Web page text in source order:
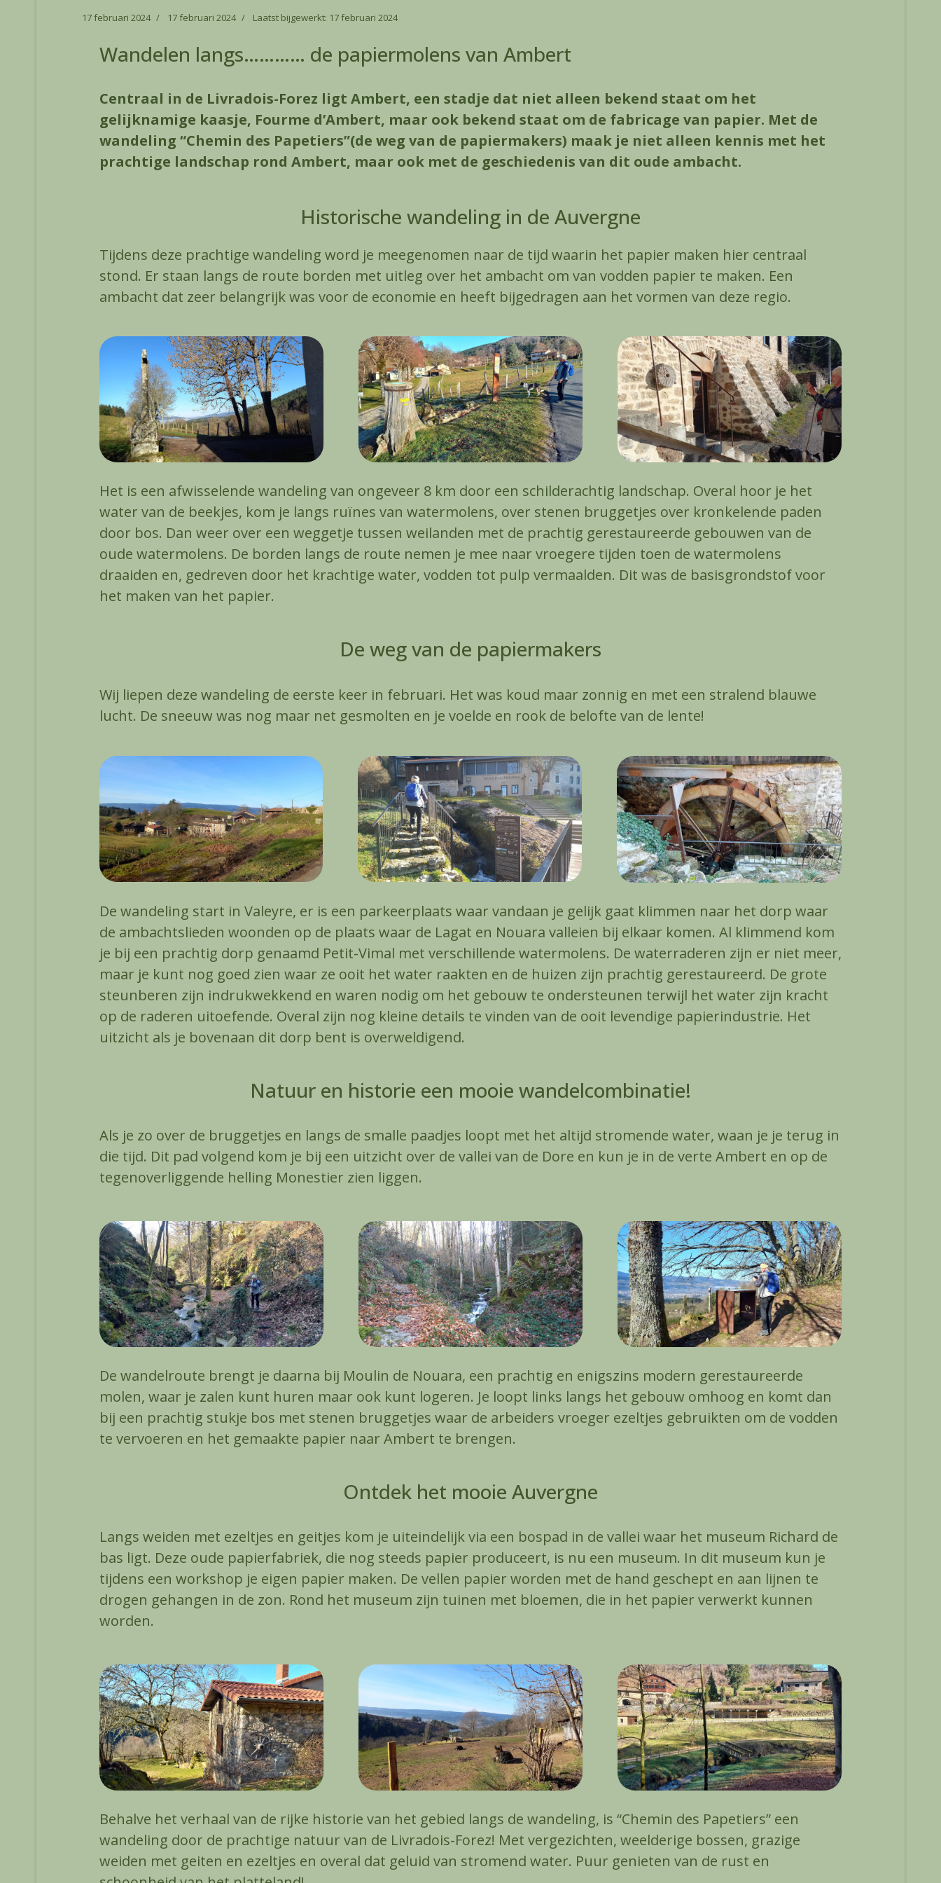
17 februari 2024 17 februari 2024 Laatst bijgewerkt: 17 februari 2024
Wandelen langs………… de papiermolens van Ambert
Centraal in de Livradois-Forez ligt Ambert, een stadje dat niet alleen bekend staat om het
gelijknamige kaasje, Fourme d’Ambert, maar ook bekend staat om de fabricage van papier. Met de
wandeling “Chemin des Papetiers”(de weg van de papiermakers) maak je niet alleen kennis met het
prachtige landschap rond Ambert, maar ook met de geschiedenis van dit oude ambacht.
Historische wandeling in de Auvergne
Tijdens deze prachtige wandeling word je meegenomen naar de tijd waarin het papier maken hier centraal
stond. Er staan langs de route borden met uitleg over het ambacht om van vodden papier te maken. Een
ambacht dat zeer belangrijk was voor de economie en heeft bijgedragen aan het vormen van deze regio.
Het is een afwisselende wandeling van ongeveer 8 km door een schilderachtig landschap. Overal hoor je het
water van de beekjes, kom je langs ruïnes van watermolens, over stenen bruggetjes over kronkelende paden
door bos. Dan weer over een weggetje tussen weilanden met de prachtig gerestaureerde gebouwen van de
oude watermolens. De borden langs de route nemen je mee naar vroegere tijden toen de watermolens
draaiden en, gedreven door het krachtige water, vodden tot pulp vermaalden. Dit was de basisgrondstof voor
het maken van het papier.
De weg van de papiermakers
Wij liepen deze wandeling de eerste keer in februari. Het was koud maar zonnig en met een stralend blauwe
lucht. De sneeuw was nog maar net gesmolten en je voelde en rook de belofte van de lente!
De wandeling start in Valeyre, er is een parkeerplaats waar vandaan je gelijk gaat klimmen naar het dorp waar
de ambachtslieden woonden op de plaats waar de Lagat en Nouara valleien bij elkaar komen. Al klimmend kom
je bij een prachtig dorp genaamd Petit-Vimal met verschillende watermolens. De waterraderen zijn er niet meer,
maar je kunt nog goed zien waar ze ooit het water raakten en de huizen zijn prachtig gerestaureerd. De grote
steunberen zijn indrukwekkend en waren nodig om het gebouw te ondersteunen terwijl het water zijn kracht
op de raderen uitoefende. Overal zijn nog kleine details te vinden van de ooit levendige papierindustrie. Het
uitzicht als je bovenaan dit dorp bent is overweldigend.
Natuur en historie een mooie wandelcombinatie!
Als je zo over de bruggetjes en langs de smalle paadjes loopt met het altijd stromende water, waan je je terug in
die tijd. Dit pad volgend kom je bij een uitzicht over de vallei van de Dore en kun je in de verte Ambert en op de
tegenoverliggende helling Monestier zien liggen.
De wandelroute brengt je daarna bij Moulin de Nouara, een prachtig en enigszins modern gerestaureerde
molen, waar je zalen kunt huren maar ook kunt logeren. Je loopt links langs het gebouw omhoog en komt dan
bij een prachtig stukje bos met stenen bruggetjes waar de arbeiders vroeger ezeltjes gebruikten om de vodden
te vervoeren en het gemaakte papier naar Ambert te brengen.
Ontdek het mooie Auvergne
Langs weiden met ezeltjes en geitjes kom je uiteindelijk via een bospad in de vallei waar het museum Richard de
bas ligt. Deze oude papierfabriek, die nog steeds papier produceert, is nu een museum. In dit museum kun je
tijdens een workshop je eigen papier maken. De vellen papier worden met de hand geschept en aan lijnen te
drogen gehangen in de zon. Rond het museum zijn tuinen met bloemen, die in het papier verwerkt kunnen
worden.
Behalve het verhaal van de rijke historie van het gebied langs de wandeling, is “Chemin des Papetiers” een
wandeling door de prachtige natuur van de Livradois-Forez! Met vergezichten, weelderige bossen, grazige
weiden met geiten en ezeltjes en overal dat geluid van stromend water. Puur genieten van de rust en